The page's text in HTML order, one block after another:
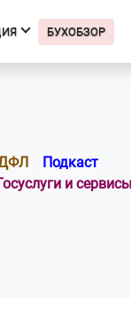
БУХОБЗОР
Образцы
Получить
Подкаст
и сервисы